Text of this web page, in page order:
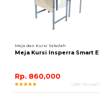
Meja dan Kursi Sekolah
Meja Kursi Insperra Smart E
Rp. 860,000
( 20K Terjual )